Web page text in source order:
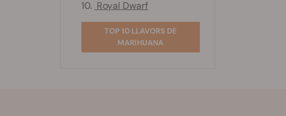
10. Royal Dwarf
TOP 10 LLAVORS DE
MARIHUANA